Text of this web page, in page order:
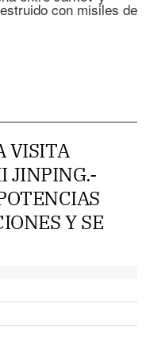
con misiles de
VISITA
JINPING.-
Y SE